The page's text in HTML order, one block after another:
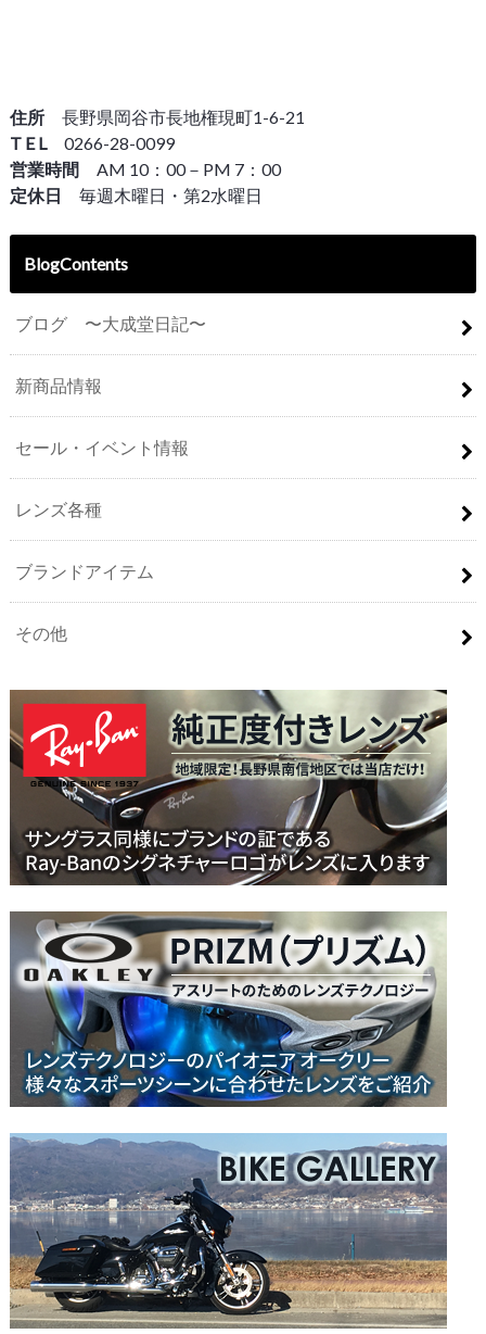
住所 長野県岡谷市長地権現町1-6-21
T E L 0266-28-0099
営業時間 AM 10：00－PM 7：00
定休日
毎週木曜日・第2水曜日
BlogContents
ブログ 〜大成堂日記〜
新商品情報
セール・イベント情報
レンズ各種
ブランドアイテム
その他